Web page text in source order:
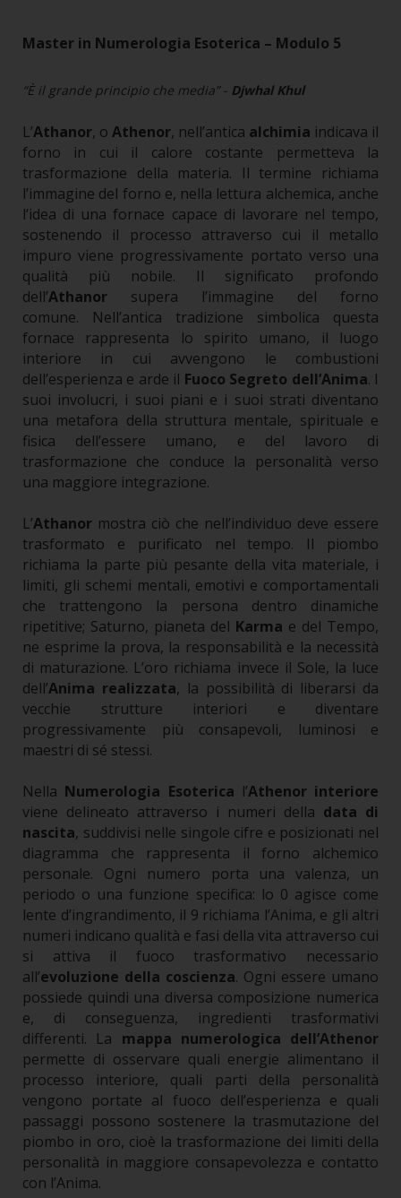
Master in Numerologia Esoterica – Modulo 5
“È il grande principio che media” - Djwhal Khul
L’Athanor, o Athenor, nell’antica alchimia indicava il
forno in cui il calore costante permetteva la
trasformazione della materia. Il termine richiama
l’immagine del forno e, nella lettura alchemica, anche
l’idea di una fornace capace di lavorare nel tempo,
sostenendo il processo attraverso cui il metallo
impuro viene progressivamente portato verso una
qualità più nobile. Il significato profondo
dell’Athanor supera l’immagine del forno
comune. Nell’antica tradizione simbolica questa
fornace rappresenta lo spirito umano, il luogo
interiore in cui avvengono le combustioni
dell’esperienza e arde il Fuoco Segreto dell’Anima. I
suoi involucri, i suoi piani e i suoi strati diventano
una metafora della struttura mentale, spirituale e
fisica dell’essere umano, e del lavoro di
trasformazione che conduce la personalità verso
una maggiore integrazione.
L’Athanor mostra ciò che nell’individuo deve essere
trasformato e purificato nel tempo. Il piombo
richiama la parte più pesante della vita materiale, i
limiti, gli schemi mentali, emotivi e comportamentali
che trattengono la persona dentro dinamiche
ripetitive; Saturno, pianeta del Karma e del Tempo,
ne esprime la prova, la responsabilità e la necessità
di maturazione. L’oro richiama invece il Sole, la luce
dell’Anima realizzata, la possibilità di liberarsi da
vecchie strutture interiori e diventare
progressivamente più consapevoli, luminosi e
maestri di sé stessi.
Nella Numerologia Esoterica l’Athenor interiore
viene delineato attraverso i numeri della data di
nascita, suddivisi nelle singole cifre e posizionati nel
diagramma che rappresenta il forno alchemico
personale. Ogni numero porta una valenza, un
periodo o una funzione specifica: lo 0 agisce come
lente d’ingrandimento, il 9 richiama l’Anima, e gli altri
numeri indicano qualità e fasi della vita attraverso cui
si attiva il fuoco trasformativo necessario
all’evoluzione della coscienza. Ogni essere umano
possiede quindi una diversa composizione numerica
e, di conseguenza, ingredienti trasformativi
differenti. La mappa numerologica dell’Athenor
permette di osservare quali energie alimentano il
processo interiore, quali parti della personalità
vengono portate al fuoco dell’esperienza e quali
passaggi possono sostenere la trasmutazione del
piombo in oro, cioè la trasformazione dei limiti della
personalità in maggiore consapevolezza e contatto
con l’Anima.